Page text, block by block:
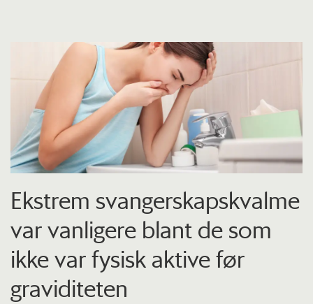
Ekstrem svangerskapskvalme
var vanligere blant de som
ikke var fysisk aktive før
graviditeten